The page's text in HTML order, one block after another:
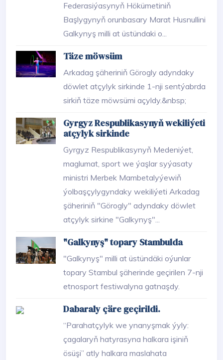
Federasiýasynyň Hökümetiniň
Başlygynyň orunbasary Marat Husnullini
Galkynyş milli at üstündaki o...
Täze möwsüm
Arkadag şäheriniň Görogly adyndaky
döwlet atçylyk sirkinde 1-nji sentýabrda
sirkiň täze möwsümi açyldy.&nbsp;
Gyrgyz Respublikasynyň wekiliýeti
atçylyk sirkinde
Gyrgyz Respublikasynyň Medeniýet,
maglumat, sport we ýaşlar syýasaty
ministri Merbek Mambetalyýewiň
ýolbaşçylygyndaky wekiliýeti Arkadag
şäheriniň "Görogly" adyndaky döwlet
atçylyk sirkine "Galkynyş"...
"Galkynyş" topary Stambulda
"Galkynyş" milli at üstündäki oýunlar
topary Stambul şäherinde geçirilen 7-nji
etnosport festiwalyna gatnaşdy.
Dabaraly çäre geçirildi.
“Parahatçylyk we ynanyşmak ýyly:
çagalaryň hatyrasyna halkara işiniň
ösüşi” atly halkara maslahata